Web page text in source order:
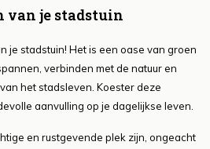
van je stadstuin
je stadstuin! Het is een oase van groen
verbinden met de natuur en
het stadsleven. Koester deze
aanvulling op je dagelijkse leven.
en rustgevende plek zijn, ongeacht